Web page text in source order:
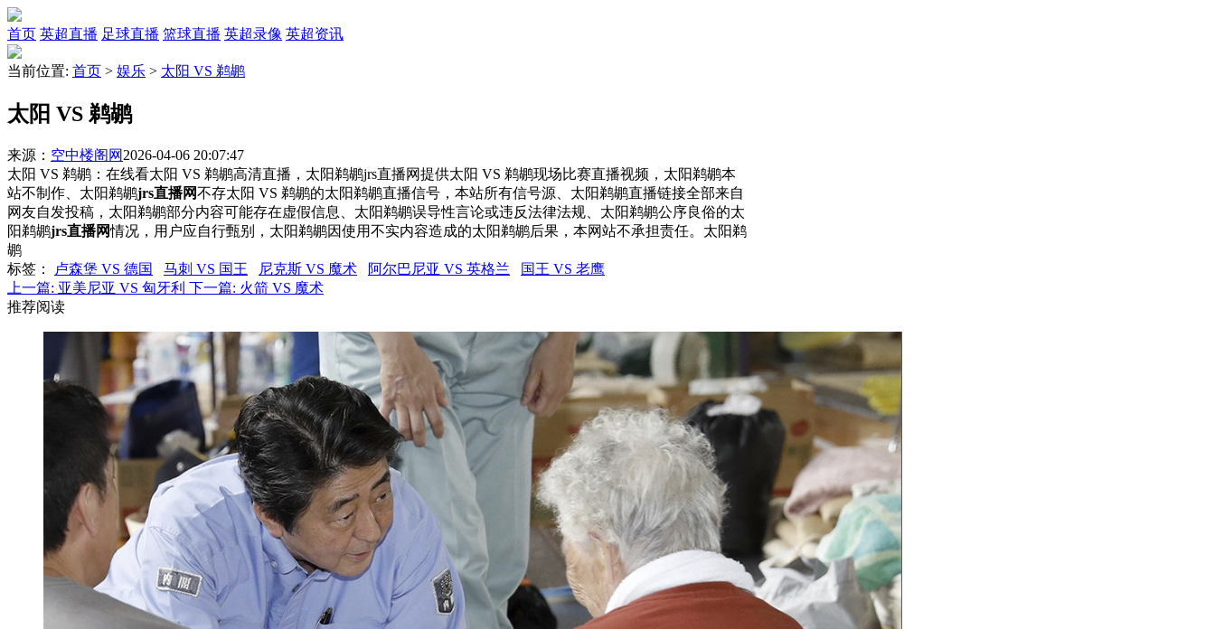
首页 英超直播 足球直播 篮球直播 英超录像 英超资讯
当前位置: 首页 > 娱乐 > 太阳 VS 鹈鹕
太阳 VS 鹈鹕
来源： 空中楼阁网 2026-04-06 20:07:47
太阳 VS 鹈鹕：在线看太阳 VS 鹈鹕高清直播，太阳鹈鹕jrs直播网提供太阳 VS 鹈鹕现场比赛直播视频，太阳鹈鹕本
站不制作、太阳鹈鹕jrs直播网不存太阳 VS 鹈鹕的太阳鹈鹕直播信号，本站所有信号源、太阳鹈鹕直播链接全部来自
网友自发投稿，太阳鹈鹕部分内容可能存在虚假信息、太阳鹈鹕误导性言论或违反法律法规、太阳鹈鹕公序良俗的太
阳鹈鹕jrs直播网情况，用户应自行甄别，太阳鹈鹕因使用不实内容造成的太阳鹈鹕后果，本网站不承担责任。太阳鹈
鹕
标签 ： 卢森堡 VS 德国 马刺 VS 国王 尼克斯 VS 魔术 阿尔巴尼亚 VS 英格兰
国王 VS 老鹰
上一篇: 亚美尼亚 VS 匈牙利 下一篇: 火箭 VS 魔术
推荐阅读